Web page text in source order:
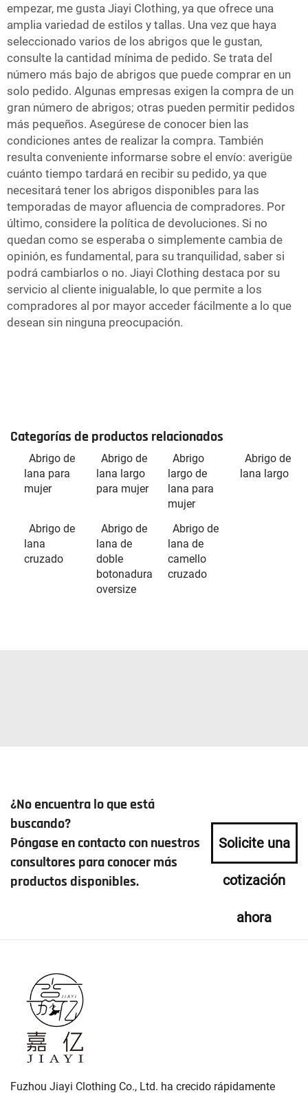
empezar, me gusta Jiayi Clothing, ya que ofrece una
amplia variedad de estilos y tallas. Una vez que haya
seleccionado varios de los abrigos que le gustan,
consulte la cantidad mínima de pedido. Se trata del
número más bajo de abrigos que puede comprar en un
solo pedido. Algunas empresas exigen la compra de un
gran número de abrigos; otras pueden permitir pedidos
más pequeños. Asegúrese de conocer bien las
condiciones antes de realizar la compra. También
resulta conveniente informarse sobre el envío: averigüe
cuánto tiempo tardará en recibir su pedido, ya que
necesitará tener los abrigos disponibles para las
temporadas de mayor afluencia de compradores. Por
último, considere la política de devoluciones. Si no
quedan como se esperaba o simplemente cambia de
opinión, es fundamental, para su tranquilidad, saber si
podrá cambiarlos o no. Jiayi Clothing destaca por su
servicio al cliente inigualable, lo que permite a los
compradores al por mayor acceder fácilmente a lo que
desean sin ninguna preocupación.
Categorías de productos relacionados
Abrigo de
lana para
mujer
Abrigo de
lana largo
para mujer
Abrigo
largo de
lana para
mujer
Abrigo de
lana largo
Abrigo de
lana
cruzado
Abrigo de
lana de
doble
botonadura
oversize
Abrigo de
lana de
camello
cruzado
¿No encuentra lo que está
buscando?
Póngase en contacto con nuestros
consultores para conocer más
productos disponibles.
Solicite una
cotización
ahora
Fuzhou Jiayi Clothing Co., Ltd. ha crecido rápidamente